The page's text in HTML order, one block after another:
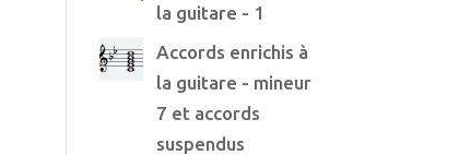
la guitare - 1
Accords enrichis à
la guitare - mineur
7 et accords
suspendus